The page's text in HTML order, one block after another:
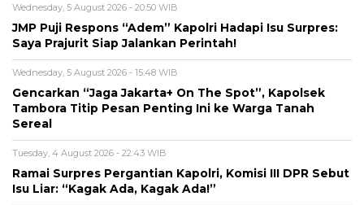
Wednesday, 5 August 2026 - 20:50 WIB
JMP Puji Respons “Adem” Kapolri Hadapi Isu Surpres:
Saya Prajurit Siap Jalankan Perintah!
Wednesday, 5 August 2026 - 15:48 WIB
Gencarkan “Jaga Jakarta+ On The Spot”, Kapolsek
Tambora Titip Pesan Penting Ini ke Warga Tanah
Sereal
Tuesday, 4 August 2026 - 22:43 WIB
Ramai Surpres Pergantian Kapolri, Komisi III DPR Sebut
Isu Liar: “Kagak Ada, Kagak Ada!”